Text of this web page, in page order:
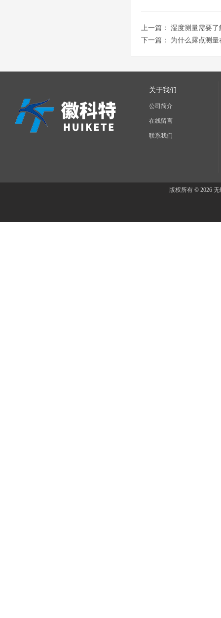
上一篇： 湿度测量需要了
下一篇： 为什么露点测
关于我们
公司简介
在线留言
联系我们
版权所有 © 2026